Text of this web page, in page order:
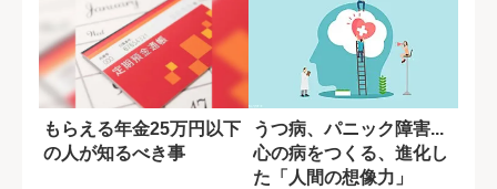
もらえる年金25万円以下
の人が知るべき事
うつ病、パニック障害...
心の病をつくる、進化し
た「人間の想像力」